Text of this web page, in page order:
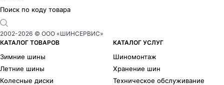
Поиск по коду товара
2002-2026 © ООО «ШИНСЕРВИС»
КАТАЛОГ ТОВАРОВ
Зимние шины
Летние шины
Колесные диски
КАТАЛОГ УСЛУГ
Шиномонтаж
Хранение шин
Техническое обслуживание